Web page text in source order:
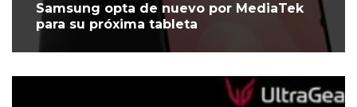
Samsung opta de nuevo por MediaTek
para su próxima tableta